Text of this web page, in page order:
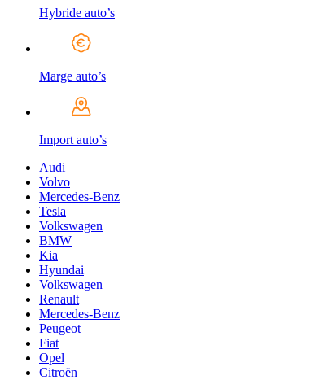
Hybride auto’s
Marge auto’s
Import auto’s
Audi
Volvo
Mercedes-Benz
Tesla
Volkswagen
BMW
Kia
Hyundai
Volkswagen
Renault
Mercedes-Benz
Peugeot
Fiat
Opel
Citroën